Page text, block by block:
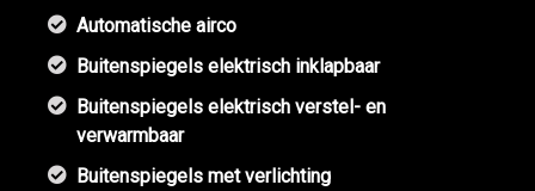
Automatische airco
Buitenspiegels elektrisch inklapbaar
Buitenspiegels elektrisch verstel- en
verwarmbaar
Buitenspiegels met verlichting